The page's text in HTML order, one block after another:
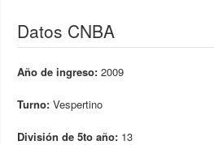
Datos CNBA
Año de ingreso: 2009
Turno: Vespertino
División de 5to año: 13